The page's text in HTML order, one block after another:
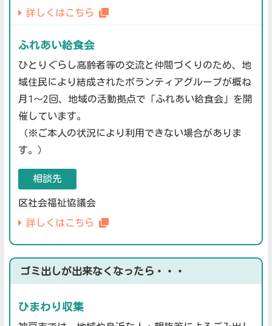
詳しくはこちら
ふれあい給食会
ひとりぐらし高齢者等の交流と仲間づくりのため、地
域住民により結成されたボランティアグループが概ね
月1～2回、地域の活動拠点で「ふれあい給食会」を開
催しています。
（※ご本人の状況により利用できない場合がありま
す。）
相談先
区社会福祉協議会
詳しくはこちら
ゴミ出しが出来なくなったら・・・
ひまわり収集